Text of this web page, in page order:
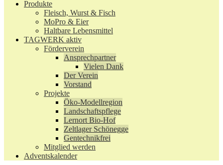
Produkte
Fleisch, Wurst & Fisch
MoPro & Eier
Haltbare Lebensmittel
TAGWERK aktiv
Förderverein
Ansprechpartner
Vielen Dank
Der Verein
Vorstand
Projekte
Öko-Modellregion
Landschaftspflege
Lernort Bio-Hof
Zeltlager Schönegge
Gentechnikfrei
Mitglied werden
Adventskalender